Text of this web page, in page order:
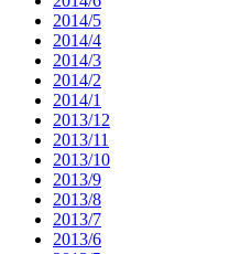
2014/5
2014/4
2014/3
2014/2
2014/1
2013/12
2013/11
2013/10
2013/9
2013/8
2013/7
2013/6